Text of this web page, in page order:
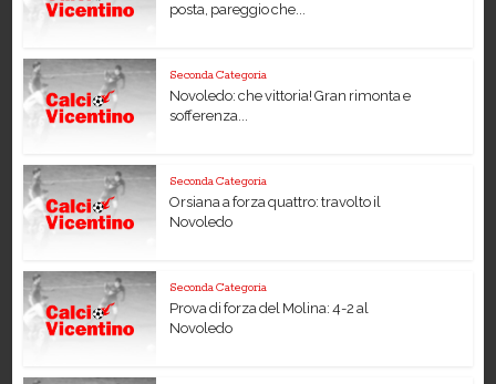
posta, pareggio che...
Seconda Categoria
Novoledo: che vittoria! Gran rimonta e
sofferenza...
Seconda Categoria
Orsiana a forza quattro: travolto il
Novoledo
Seconda Categoria
Prova di forza del Molina: 4-2 al
Novoledo